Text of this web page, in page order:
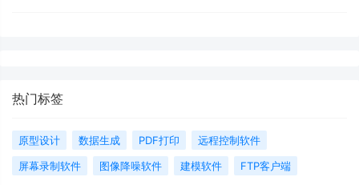
热门标签
原型设计 数据生成 PDF打印
远程控制软件
屏幕录制软件
图像降噪软件 建模软件 FTP客户端